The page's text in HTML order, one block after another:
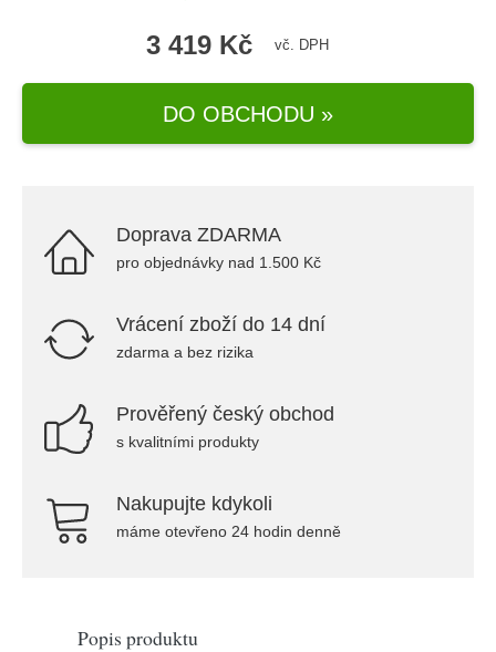
3 419 Kč vč. DPH
DO OBCHODU »
Doprava ZDARMA
pro objednávky nad 1.500 Kč
Vrácení zboží do 14 dní
zdarma a bez rizika
Prověřený český obchod
s kvalitními produkty
Nakupujte kdykoli
máme otevřeno 24 hodin denně
Popis produktu